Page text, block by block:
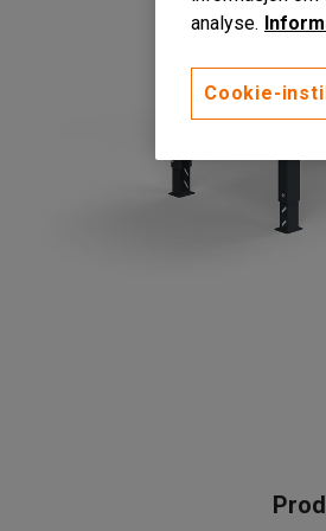
analyse.
Cookie-